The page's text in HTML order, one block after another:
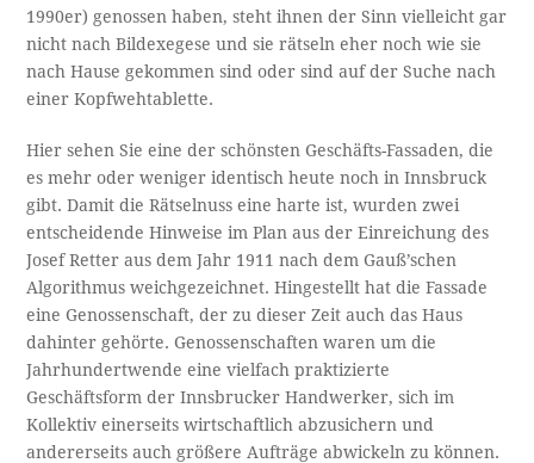
1990er) genossen haben, steht ihnen der Sinn vielleicht gar
nicht nach Bildexegese und sie rätseln eher noch wie sie
nach Hause gekommen sind oder sind auf der Suche nach
einer Kopfwehtablette.
Hier sehen Sie eine der schönsten Geschäfts-Fassaden, die
es mehr oder weniger identisch heute noch in Innsbruck
gibt. Damit die Rätselnuss eine harte ist, wurden zwei
entscheidende Hinweise im Plan aus der Einreichung des
Josef Retter aus dem Jahr 1911 nach dem Gauß’schen
Algorithmus weichgezeichnet. Hingestellt hat die Fassade
eine Genossenschaft, der zu dieser Zeit auch das Haus
dahinter gehörte. Genossenschaften waren um die
Jahrhundertwende eine vielfach praktizierte
Geschäftsform der Innsbrucker Handwerker, sich im
Kollektiv einerseits wirtschaftlich abzusichern und
andererseits auch größere Aufträge abwickeln zu können.